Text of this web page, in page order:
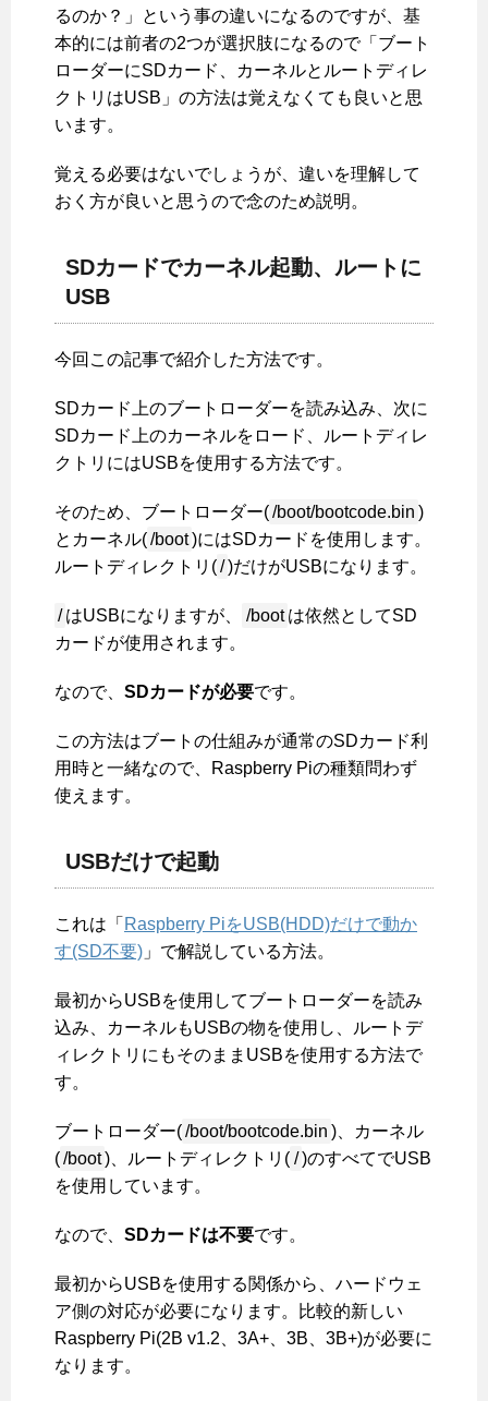
るのか？」という事の違いになるのですが、基
本的には前者の2つが選択肢になるので「ブート
ローダーにSDカード、カーネルとルートディレ
クトリはUSB」の方法は覚えなくても良いと思
います。
覚える必要はないでしょうが、違いを理解して
おく方が良いと思うので念のため説明。
SDカードでカーネル起動、ルートに
USB
今回この記事で紹介した方法です。
SDカード上のブートローダーを読み込み、次に
SDカード上のカーネルをロード、ルートディレ
クトリにはUSBを使用する方法です。
そのため、ブートローダー(/boot/bootcode.bin )
とカーネル(/boot)にはSDカードを使用します。
ルートディレクトリ(/)だけがUSBになります。
/ はUSBになりますが、 /boot は依然としてSD
カードが使用されます。
なので、 SDカードが必要です。
この方法はブートの仕組みが通常のSDカード利
用時と一緒なので、Raspberry Piの種類問わず
使えます。
USBだけで起動
これは「 Raspberry PiをUSB(HDD)だけで動か
す(SD不要) 」で解説している方法。
最初からUSBを使用してブートローダーを読み
込み、カーネルもUSBの物を使用し、ルートデ
ィレクトリにもそのままUSBを使用する方法で
す。
ブートローダー(/boot/bootcode.bin )、カーネル
(/boot)、ルートディレクトリ( / )のすべてでUSB
を使用しています。
なので、 SDカードは不要です。
最初からUSBを使用する関係から、ハードウェ
ア側の対応が必要になります。比較的新しい
Raspberry Pi(2B v1.2、3A+、3B、3B+)が必要に
なります。